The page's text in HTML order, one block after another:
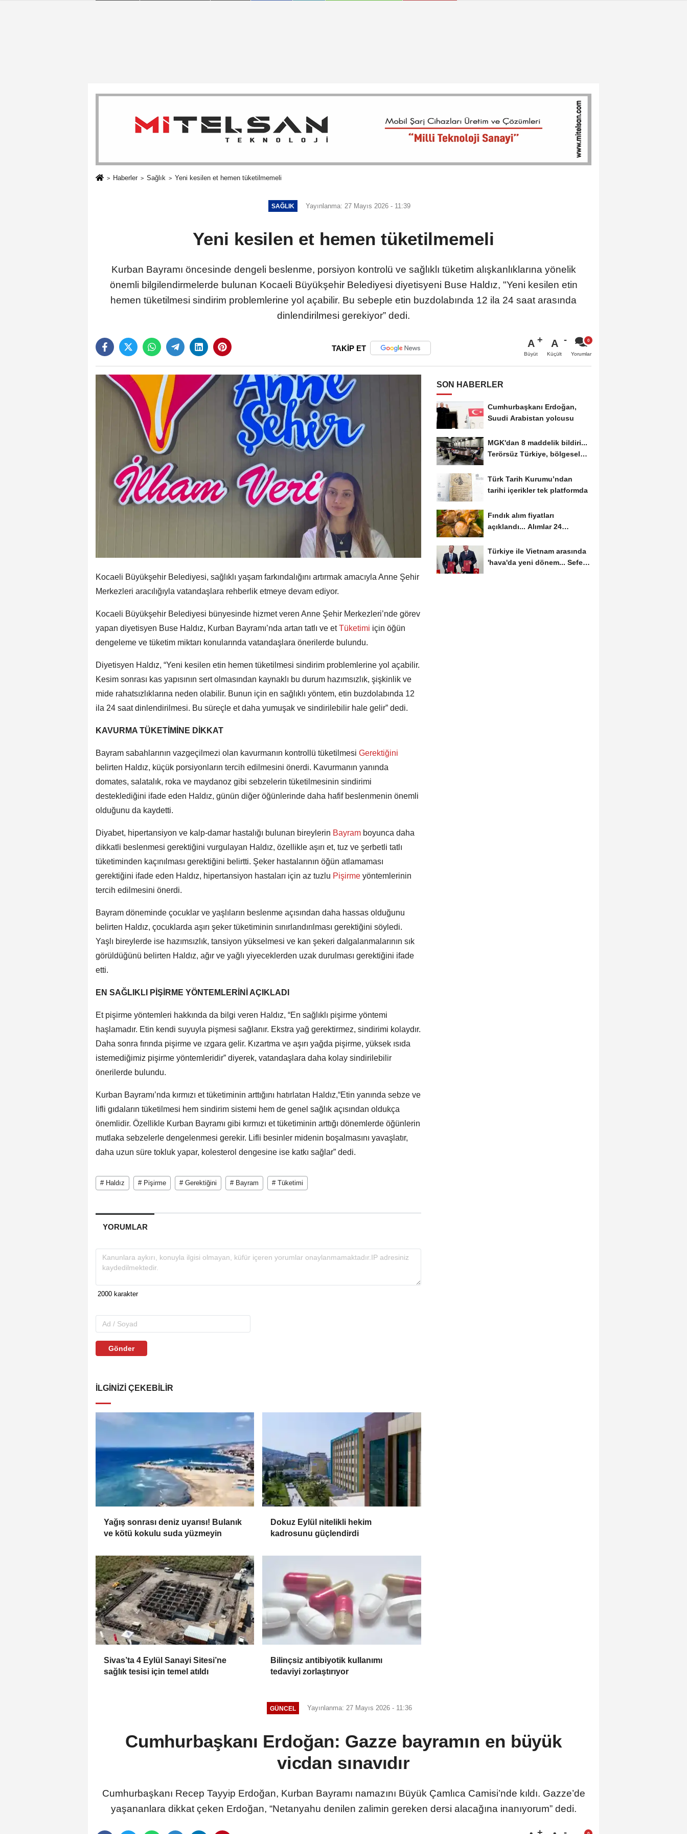
Haberler Sağlık Yeni kesilen et hemen tüketilmemeli
SAĞLIK Yayınlanma: 27 Mayıs 2026 - 11:39
Yeni kesilen et hemen tüketilmemeli
Kurban Bayramı öncesinde dengeli beslenme, porsiyon kontrolü ve sağlıklı tüketim alışkanlıklarına yönelik
önemli bilgilendirmelerde bulunan Kocaeli Büyükşehir Belediyesi diyetisyeni Buse Haldız, "Yeni kesilen etin
hemen tüketilmesi sindirim problemlerine yol açabilir. Bu sebeple etin buzdolabında 12 ila 24 saat arasında
dinlendirilmesi gerekiyor” dedi.
TAKİP ET A
Büyüt
A
Küçült Yorumlar
Kocaeli Büyükşehir Belediyesi, sağlıklı yaşam farkındalığını artırmak amacıyla Anne Şehir
Merkezleri aracılığıyla vatandaşlara rehberlik etmeye devam ediyor.
Kocaeli Büyükşehir Belediyesi bünyesinde hizmet veren Anne Şehir Merkezleri’nde görev
yapan diyetisyen Buse Haldız, Kurban Bayramı’nda artan tatlı ve etTüketimi için öğün
dengeleme ve tüketim miktarı konularında vatandaşlara önerilerde bulundu.
Diyetisyen Haldız, “Yeni kesilen etin hemen tüketilmesi sindirim problemlerine yol açabilir.
Kesim sonrası kas yapısının sert olmasından kaynaklı bu durum hazımsızlık, şişkinlik ve
mide rahatsızlıklarına neden olabilir. Bunun için en sağlıklı yöntem, etin buzdolabında 12
ila 24 saat dinlendirilmesi. Bu süreçle et daha yumuşak ve sindirilebilir hale gelir” dedi.
KAVURMA TÜKETİMİNE DİKKAT
Bayram sabahlarının vazgeçilmezi olan kavurmanın kontrollü tüketilmesi Gerektiğini
belirten Haldız, küçük porsiyonların tercih edilmesini önerdi. Kavurmanın yanında
domates, salatalık, roka ve maydanoz gibi sebzelerin tüketilmesinin sindirimi
desteklediğini ifade eden Haldız, günün diğer öğünlerinde daha hafif beslenmenin önemli
olduğunu da kaydetti.
Diyabet, hipertansiyon ve kalp-damar hastalığı bulunan bireylerin Bayram boyunca daha
dikkatli beslenmesi gerektiğini vurgulayan Haldız, özellikle aşırı et, tuz ve şerbetli tatlı
tüketiminden kaçınılması gerektiğini belirtti. Şeker hastalarının öğün atlamaması
gerektiğini ifade eden Haldız, hipertansiyon hastaları için az tuzlu Pişirme yöntemlerinin
tercih edilmesini önerdi.
Bayram döneminde çocuklar ve yaşlıların beslenme açısından daha hassas olduğunu
belirten Haldız, çocuklarda aşırı şeker tüketiminin sınırlandırılması gerektiğini söyledi.
Yaşlı bireylerde ise hazımsızlık, tansiyon yükselmesi ve kan şekeri dalgalanmalarının sık
görüldüğünü belirten Haldız, ağır ve yağlı yiyeceklerden uzak durulması gerektiğini ifade
etti.
EN SAĞLIKLI PİŞİRME YÖNTEMLERİNİ AÇIKLADI
Et pişirme yöntemleri hakkında da bilgi veren Haldız, “En sağlıklı pişirme yöntemi
haşlamadır. Etin kendi suyuyla pişmesi sağlanır. Ekstra yağ gerektirmez, sindirimi kolaydır.
Daha sonra fırında pişirme ve ızgara gelir. Kızartma ve aşırı yağda pişirme, yüksek ısıda
istemediğimiz pişirme yöntemleridir” diyerek, vatandaşlara daha kolay sindirilebilir
önerilerde bulundu.
Kurban Bayramı’nda kırmızı et tüketiminin arttığını hatırlatan Haldız,“Etin yanında sebze ve
lifli gıdaların tüketilmesi hem sindirim sistemi hem de genel sağlık açısından oldukça
önemlidir. Özellikle Kurban Bayramı gibi kırmızı et tüketiminin arttığı dönemlerde öğünlerin
mutlaka sebzelerle dengelenmesi gerekir. Lifli besinler midenin boşalmasını yavaşlatır,
daha uzun süre tokluk yapar, kolesterol dengesine ise katkı sağlar” dedi.
# Haldız # Pişirme # Gerektiğini # Bayram # Tüketimi
YORUMLAR
Gönder
İLGINIZI ÇEKEBILIR
Yağış sonrası deniz uyarısı! Bulanık
ve kötü kokulu suda yüzmeyin
Dokuz Eylül nitelikli hekim
kadrosunu güçlendirdi
Sivas’ta 4 Eylül Sanayi Sitesi’ne
sağlık tesisi için temel atıldı
Bilinçsiz antibiyotik kullanımı
tedaviyi zorlaştırıyor
SON HABERLER
Cumhurbaşkanı Erdoğan,
Suudi Arabistan yolcusu
MGK'dan 8 maddelik bildiri...
Terörsüz Türkiye, bölgesel
Türk Tarih Kurumu’ndan
tarihi içerikler tek platformda
Fındık alım fiyatları
açıklandı... Alımlar 24
Türkiye ile Vietnam arasında
'hava'da yeni dönem... Sefer
GÜNCEL Yayınlanma: 27 Mayıs 2026 - 11:36
Cumhurbaşkanı Erdoğan: Gazze bayramın en büyük
vicdan sınavıdır
Cumhurbaşkanı Recep Tayyip Erdoğan, Kurban Bayramı namazını Büyük Çamlıca Camisi’nde kıldı. Gazze’de
yaşananlara dikkat çeken Erdoğan, “Netanyahu denilen zalimin gereken dersi alacağına inanıyorum” dedi.